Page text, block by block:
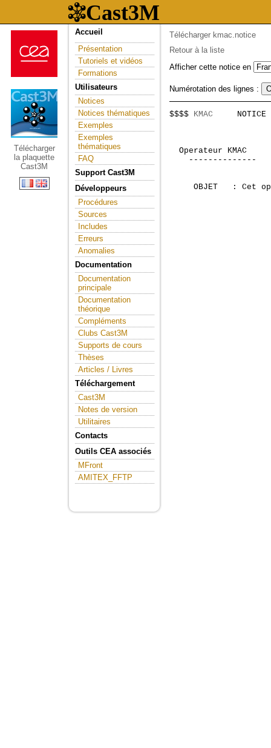
Télécharger
la plaquette
Cast3M
Accueil
Présentation
Tutoriels et vidéos
Formations
Utilisateurs
Notices
Notices thématiques
Exemples
Exemples
thématiques
FAQ
Support Cast3M
Développeurs
Procédures
Sources
Includes
Erreurs
Anomalies
Documentation
Documentation
principale
Documentation
théorique
Compléments
Clubs Cast3M
Supports de cours
Thèses
Articles / Livres
Téléchargement
Cast3M
Notes de version
Utilitaires
Contacts
Outils CEA associés
MFront
AMITEX_FFTP
Télécharger kmac.notice
Retour à la liste
Afficher cette notice en
Numérotation des lignes :
$$$$ KMAC
Operateur
    --------------
OBJET   : Cet